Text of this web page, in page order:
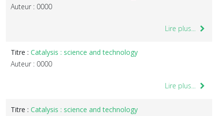
Auteur : 0000
Lire plus...
Titre : Catalysis : science and technology
Auteur : 0000
Lire plus...
Titre : Catalysis : science and technology